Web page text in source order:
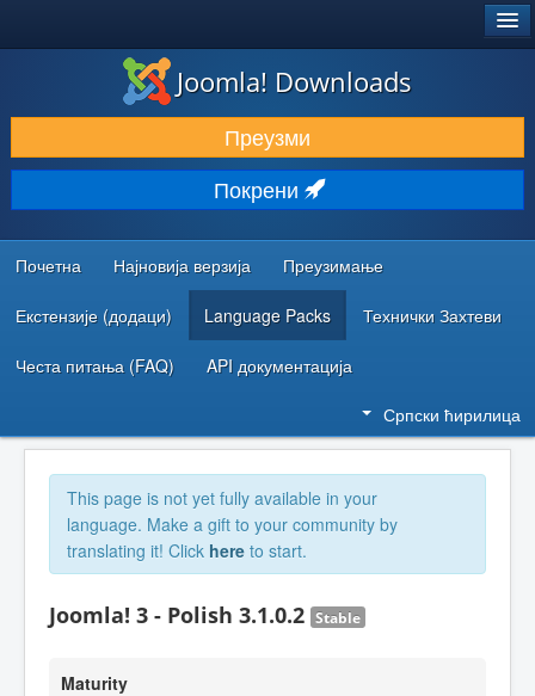
ПРЕУЗИМАЊЕ И ПРОШИРЕЊА (ЕКСТЕНЗИЈЕ)
ОТКРИЈТЕ И НАУЧИТЕ
ЗАЈЕДНИЦА И ПОДРШКА
РЕСУРСИ ЗА РАЗВОЈ
Joomla! Downloads
Преузми
Покрени
Почетна Најновија верзија Преузимање
Екстензије (додаци) Language Packs Технички Захтеви
Честа питања (FAQ) API документација
Српски ћирилица
This page is not yet fully available in your
language. Make a gift to your community by
translating it! Click here to start.
Joomla! 3 - Polish 3.1.0.2 Stable
Maturity